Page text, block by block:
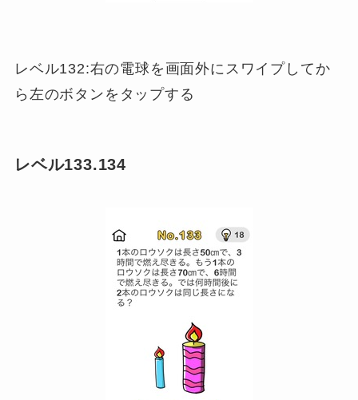
レベル132:右の電球を画面外にスワイプしてか
ら左のボタンをタップする
レベル133.134